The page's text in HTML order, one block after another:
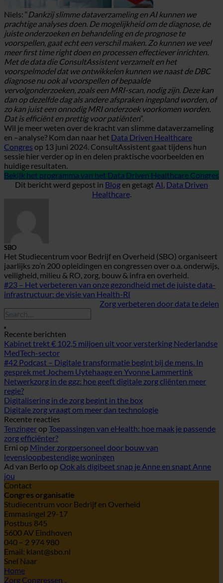
Niels: “Dankzij slimme dataverzameling en AI kunnen we
prachtige analyses doen. De mogelijkheid om de diagnose, de
juiste onderzoeken en behandeling en de prognose te
voorspellen, gaat echt een verschil maken. Zo kunnen we veel
meer first time right doen en processen effectiever inrichten.
Met de data die ConsultAssistent verzamelt en het
voorspelmodel dat we ontwikkelen kunnen we naast de DBC
diagnose nu ook al voorspellen of bepaalde
vervolgonderzoeken, zoals een MRI-scan, nodig zijn. Deze kan
dan op dezelfde dag als andere afspraken ingepland worden, of
zo kan juist een onnodig MRI onderzoek voorkomen worden.
Dat is efficiënt en prettig voor patiënten”.
Wil je meer weten over de kracht van slimme dataverzameling
en –analyse? Kom dan naar het Data Driven Healthcare
Congres op 13 juni 2024. ConsultAssistent gaat tijdens hun
sessie hier verder op in en delen praktische voorbeelden en
huidige resultaten.
Bekijk het programma van het Data Driven Healthcare Congres
Dit bericht werd gepost in Blog en getagt AI, Data Driven
Healthcare.
SBO
Het Studiecentrum voor Bedrijf en Overheid (SBO) organiseert
jaarlijks zo’n 200 opleidingen en congressen over o.a. onderwijs,
veiligheid, milieu & RO, zorg, bouw & infra en overheid.
#23 – Het verbeteren van onze gezondheid met de juiste data-
infrastructuur: de visie van Health-RI
Zorg verbeteren door data te delen
Recente berichten
Kabinet trekt € 102,5 miljoen uit voor versterking Nederlandse
MedTech-sector
#42 Podcast – Digitale transformatie begint bij de mens. In
gesprek met Jochem Uytehaage en Yvonne Lammertink
Netwerkzorg in de ggz: hoe geeft digitale zorg cliënten meer
regie?
Digitalisering in de zorg begint in the box
Digitale zorg vraagt om meer dan technologie
Recente reacties
Tenzingerop Toepassingen van eHealth: hoe maak je passende
zorg efficiënter?
Erni op Minder zorgpersoneel door bouw van
levensloopbestendige woningen
Ad van Berlo op Ook als digibeet snap je Anne en snapt Anne
jou
Contact
Congres organisatie
Studiecentrum voor Bedrijf en Overheid
Emmasingel 29-17
Postbus 845
5600 AV Eindhoven
040 – 2 974 980
Email: klant@sbo.nl
Snel Naar
Home
Zorg Congressen